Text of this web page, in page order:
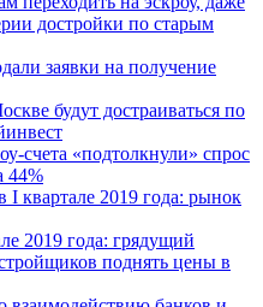
достройки по старым
заявки на получение
будут достраиваться по
счета «подтолкнули» спрос
44%
квартале 2019 года: рынок
2019 года: грядущий
поднять цены в